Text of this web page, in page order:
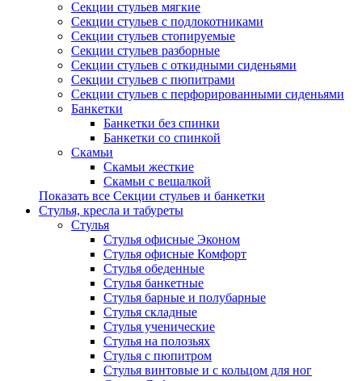
Секции стульев мягкие
Секции стульев с подлокотниками
Секции стульев стопируемые
Секции стульев разборные
Секции стульев с откидными сиденьями
Секции стульев с пюпитрами
Секции стульев с перфорированными сиденьями
Банкетки
Банкетки без спинки
Банкетки со спинкой
Скамьи
Скамьи жесткие
Скамьи с вешалкой
Показать все Секции стульев и банкетки
Стулья, кресла и табуреты
Стулья
Стулья офисные Эконом
Стулья офисные Комфорт
Стулья обеденные
Стулья банкетные
Стулья барные и полубарные
Стулья складные
Стулья ученические
Стулья на полозьях
Стулья с пюпитром
Стулья винтовые и с кольцом для ног